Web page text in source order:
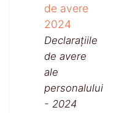
de avere
2024
Declarațiile
de avere
ale
personalului
- 2024